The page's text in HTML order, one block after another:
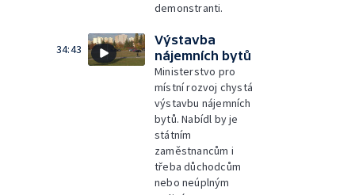
demonstranti.
34:43
Výstavba
nájemních bytů
Ministerstvo pro
místní rozvoj chystá
výstavbu nájemních
bytů. Nabídl by je
státním
zaměstnancům i
třeba důchodcům
nebo neúplným